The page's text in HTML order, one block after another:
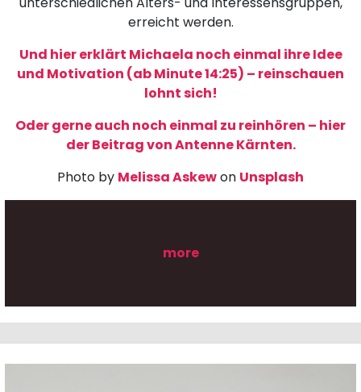
erreicht werden.
Und hier erklärt Michaela noch einmal ihre Idee
und Motivation (ab Minute 14:25) – reinschauen
lohnt sich!
Oder gerne auch noch einmal zu reinhören – hier
der Beitrag von Antenne Kärnten.
Photo by Melissa Askewon Unsplash
more